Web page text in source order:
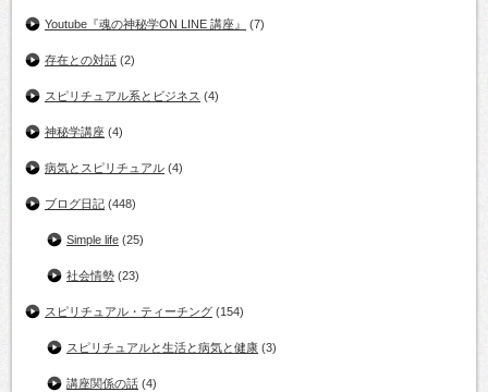
Youtube『魂の神秘学ON LINE 講座』 (7)
存在との対話 (2)
スピリチュアル系とビジネス (4)
神秘学講座 (4)
病気とスピリチュアル (4)
ブログ日記 (448)
Simple life (25)
社会情勢 (23)
スピリチュアル・ティーチング (154)
スピリチュアルと生活と病気と健康 (3)
講座関係の話 (4)